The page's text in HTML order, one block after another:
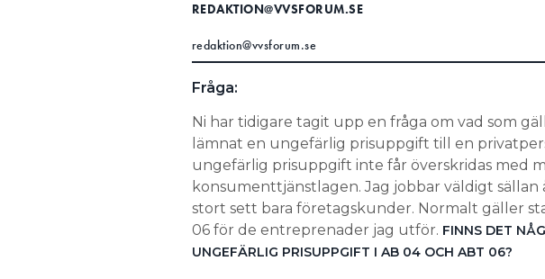
REDAKTION@VVSFORUM.SE
redaktion@vvsforum.se
Fråga:
Ni har tidigare tagit upp en fråga om vad som
lämnat en ungefärlig prisuppgift till en
ungefärlig prisuppgift inte får överskridas med
konsumenttjänstlagen. Jag jobbar väldigt
stort sett bara företagskunder. Normalt gäller
06 för de entreprenader jag utför. FINNS DET
UNGEFÄRLIG PRISUPPGIFT I AB 04 OCH ABT 06?